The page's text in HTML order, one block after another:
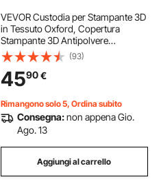
VEVOR Custodia per Stampante 3D
in Tessuto Oxford, Copertura
Stampante 3D Antipolvere
Impermeabile, Custodia per
Temperatura Costante,
Illuminazione a LED, Compatibile
con Creality/ELEGOO/Anycubic
(93)
4590€
Rimangono solo 5, Ordina subito
Consegna:non appena Gio.
Ago. 13
Aggiungi al carrello